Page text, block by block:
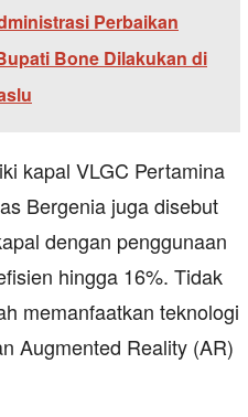
Perbaikan
Bone Dilakukan di
kapal VLGC Pertamina
Bergenia juga disebut
dengan penggunaan
hingga 16%. Tidak
memanfaatkan teknologi
Augmented Reality (AR)